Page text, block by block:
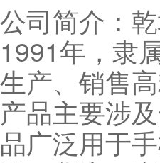
公司简介：
1991年，隶
生产、销售
产品主要涉
品广泛用于